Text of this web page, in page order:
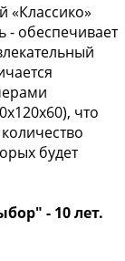
«Классико»
обеспечивает
что
будет
- 10 лет.